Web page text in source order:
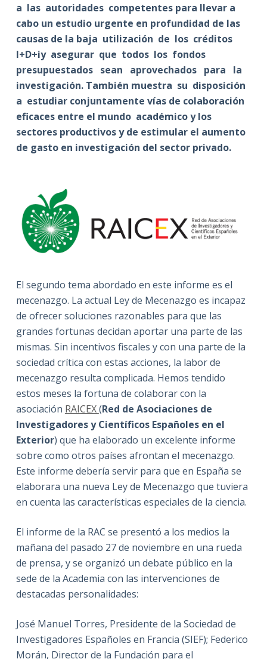
a las autoridades competentes para llevar a
cabo un estudio urgente en profundidad de las
causas de la baja utilización de los créditos
I+D+iy asegurar que todos los fondos
presupuestados sean aprovechados para la
investigación. También muestra su disposición
a estudiar conjuntamente vías de colaboración
eficaces entre el mundo académico y los
sectores productivos y de estimular el aumento
de gasto en investigación del sector privado.
El segundo tema abordado en este informe es el
mecenazgo. La actual Ley de Mecenazgo es incapaz
de ofrecer soluciones razonables para que las
grandes fortunas decidan aportar una parte de las
mismas. Sin incentivos fiscales y con una parte de la
sociedad crítica con estas acciones, la labor de
mecenazgo resulta complicada. Hemos tendido
estos meses la fortuna de colaborar con la
asociación RAICEX(Red de Asociaciones de
Investigadores y Científicos Españoles en el
Exterior) que ha elaborado un excelente informe
sobre como otros países afrontan el mecenazgo.
Este informe debería servir para que en España se
elaborara una nueva Ley de Mecenazgo que tuviera
en cuenta las características especiales de la ciencia.
El informe de la RAC se presentó a los medios la
mañana del pasado 27 de noviembre en una rueda
de prensa, y se organizó un debate público en la
sede de la Academia con las intervenciones de
destacadas personalidades:
José Manuel Torres, Presidente de la Sociedad de
Investigadores Españoles en Francia (SIEF); Federico
Morán, Director de la Fundación para el